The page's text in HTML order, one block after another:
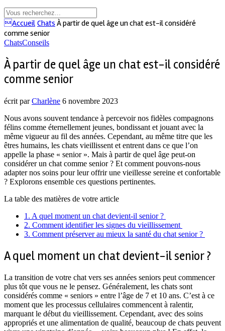
Accueil Chats À partir de quel âge un chat est-il considéré
comme senior
ChatsConseils
À partir de quel âge un chat est-il considéré
comme senior
écrit parCharlène 6 novembre 2023
Nous avons souvent tendance à percevoir nos fidèles compagnons
félins comme éternellement jeunes, bondissant et jouant avec la
même vigueur au fil des années. Cependant, au même titre que les
êtres humains, les chats vieillissent et entrent dans ce que l’on
appelle la phase « senior ». Mais à partir de quel âge peut-on
considérer un chat comme senior ? Et comment pouvons-nous
adapter nos soins pour leur offrir une vieillesse sereine et confortable
? Explorons ensemble ces questions pertinentes.
La table des matières de votre article
1. A quel moment un chat devient-il senior ?
2. Comment identifier les signes du vieillissement
3. Comment préserver au mieux la santé du chat senior ?
A quel moment un chat devient-il senior ?
La transition de votre chat vers ses années seniors peut commencer
plus tôt que vous ne le pensez. Généralement, les chats sont
considérés comme « seniors » entre l’âge de 7 et 10 ans. C’est à ce
moment que les processus cellulaires commencent à ralentir,
marquant le début du vieillissement. Cependant, avec des soins
appropriés et une alimentation de qualité, beaucoup de chats peuvent